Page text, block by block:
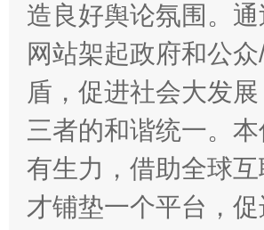
造良好舆论氛围。
网站架起政府和公
盾，促进社会大发
三者的和谐统一。
有生力，借助全球
才铺垫一个平台，